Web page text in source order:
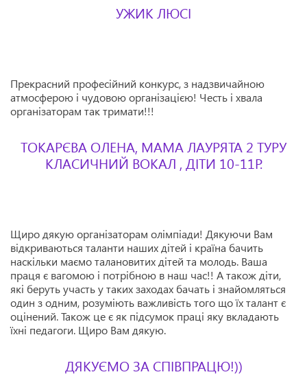
УЖИК ЛЮСІ
Прекрасний професійний конкурс, з надзвичайною
атмосферою і чудовою організацією! Честь і хвала
організаторам так тримати!!!
ТОКАРЄВА ОЛЕНА, МАМА ЛАУРЯТА 2 ТУРУ
КЛАСИЧНИЙ ВОКАЛ , ДІТИ 10-11Р.
Щиро дякую організаторам олімпіади! Дякуючи Вам
відкриваються таланти наших дітей і країна бачить
наскільки маємо талановитих дітей та молодь. Ваша
праця є вагомою і потрібною в наш час!! А також діти,
які беруть участь у таких заходах бачать і знайомляться
один з одним, розуміють важливість того що їх талант є
оцінений. Також це є як підсумок праці яку вкладають
їхні педагоги. Щиро Вам дякую.
ДЯКУЄМО ЗА СПІВПРАЦЮ!))